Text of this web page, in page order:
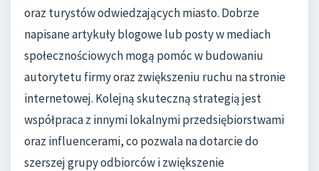
oraz turystów odwiedzających miasto. Dobrze
napisane artykuły blogowe lub posty w mediach
społecznościowych mogą pomóc w budowaniu
autorytetu firmy oraz zwiększeniu ruchu na stronie
internetowej. Kolejną skuteczną strategią jest
współpraca z innymi lokalnymi przedsiębiorstwami
oraz influencerami, co pozwala na dotarcie do
szerszej grupy odbiorców i zwiększenie